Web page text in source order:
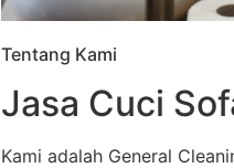
Tentang Kami
Jasa Cuci
Kami adalah General